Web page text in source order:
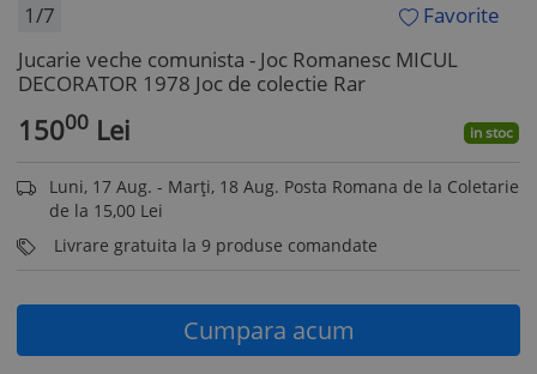
1/7
Favorite
Jucarie veche comunista - Joc Romanesc MICUL
DECORATOR 1978 Joc de colectie Rar
15000 Lei in stoc
Luni, 17 Aug. - Marți, 18 Aug. Posta Romana de la Coletarie
de la 15,00 Lei
Livrare gratuita la 9 produse comandate
Cumpara acum